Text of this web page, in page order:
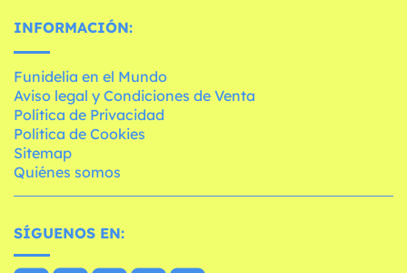
INFORMACIÓN:
Funidelia en el Mundo
Aviso legal y Condiciones de Venta
Política de Privacidad
Política de Cookies
Sitemap
Quiénes somos
SÍGUENOS EN: